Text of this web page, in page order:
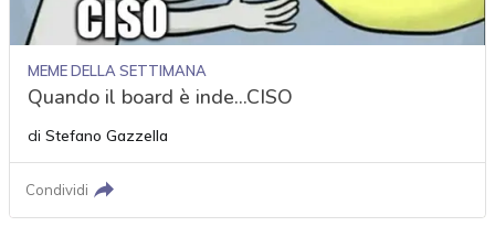
MEME DELLA SETTIMANA
Quando il board è inde...CISO
di Stefano Gazzella
Condividi